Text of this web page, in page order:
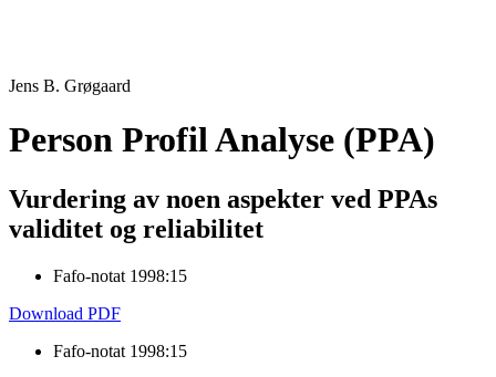
Jens B. Grøgaard
Person Profil Analyse (PPA)
Vurdering av noen aspekter ved PPAs
validitet og reliabilitet
Fafo-notat 1998:15
Download PDF
Fafo-notat 1998:15